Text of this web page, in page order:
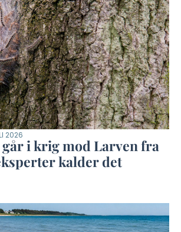
2026
går i krig mod Larven fra
kalder det